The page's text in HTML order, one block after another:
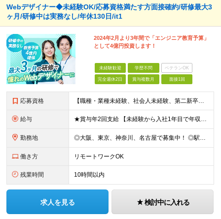
Webデザイナー◆未経験OK/応募資格満たす方面接確約/研修最大3
ヶ月/研修中は実務なし/年休130日/it1
2024年2月より3年間で「エンジニア教育予算」
として4億円投資します！
未経験歓迎 学歴不問 ベテランOK
完全週休2日 賞与複数月 面接1回
応募資格 【職種・業種未経験、社会人未経験、第二新卒、歓迎します】 ◆35歳以下の方 └長期キャリア形成のため、年齢制限をかけた募集となります。 ◆学歴不問 《こんな方に向いています！》 ■フロントエンジニア
給与 ★賞与年2回支給 【未経験から入社1年目で年収48万円以上UPも目指せる◎】 研修に加え、バディ制度も整備。不安なことがあれば丁寧にフォローします。 頑張り次第で収入アップが実現可能であり、入社1年
勤務地 ◎大阪、東京、神奈川、名古屋で募集中！ ◎駅チカ！ ◎勤務地は、希望を考慮のうえ決定いたします。 ◎転居を伴う転勤はありません。 【転勤なし／希望勤務地は考慮】 大阪、東京、神奈川、名古屋のいずれか
働き方 リモートワークOK
残業時間 10時間以内
求人を見る 検討中に入れる